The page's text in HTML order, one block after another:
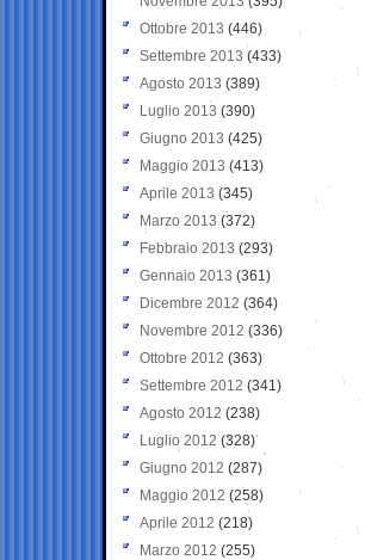
Ottobre 2013 (446)
Settembre 2013 (433)
Agosto 2013 (389)
Luglio 2013 (390)
Giugno 2013 (425)
Maggio 2013 (413)
Aprile 2013 (345)
Marzo 2013 (372)
Febbraio 2013 (293)
Gennaio 2013 (361)
Dicembre 2012 (364)
Novembre 2012 (336)
Ottobre 2012 (363)
Settembre 2012 (341)
Agosto 2012 (238)
Luglio 2012 (328)
Giugno 2012 (287)
Maggio 2012 (258)
Aprile 2012 (218)
Marzo 2012 (255)